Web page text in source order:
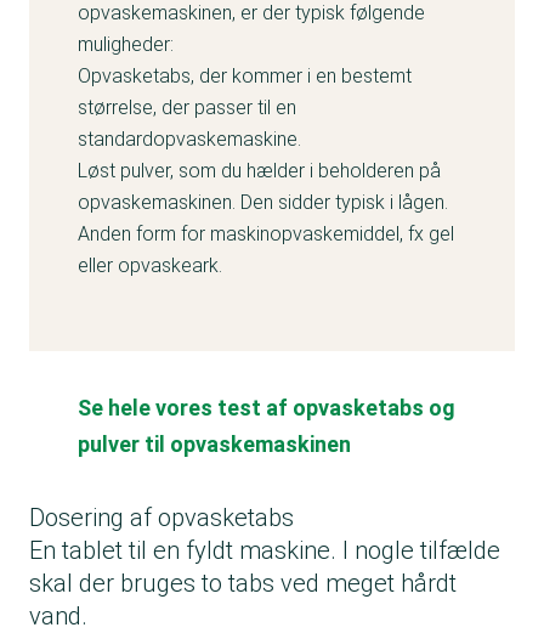
opvaskemaskinen, er der typisk følgende
muligheder:
Opvasketabs, der kommer i en bestemt
størrelse, der passer til en
standardopvaskemaskine.
Løst pulver, som du hælder i beholderen på
opvaskemaskinen. Den sidder typisk i lågen.
Anden form for maskinopvaskemiddel, fx gel
eller opvaskeark.
Se hele vores test af opvasketabs og
pulver til opvaskemaskinen
Dosering af opvasketabs
En tablet til en fyldt maskine. I nogle tilfælde
skal der bruges to tabs ved meget hårdt
vand.